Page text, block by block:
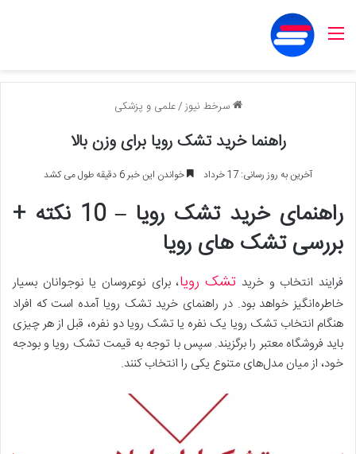
منو
سرخط نیوز/علمی و پزشکی
راهنما خرید تشک رویا برای وزن بالا
آخرین به روز رسانی: 17 خرداد خواندن این خبر 6 دقیقه طول می کشد
راهنمای خرید تشک رویا – 10 نکته‌ +
بررسی تشک های رویا
فرایند انتخاب و خرید تشک رویا، برای نوعروسان یا نوجوانان بسیار
خاطره‌انگیز خواهد بود. در راهنمای خرید تشک رویا آمده است که افراد
هنگام انتخاب تشک رویا یک نفره یا تشک رویا دو نفره، قبل از هر چیزی
باید فروشگاه معتبر را برگزیند. سپس با توجه به قیمت تشک رویا و بودجه
خود، از میان مدل‌های متنوع یکی را انتخاب کنند.